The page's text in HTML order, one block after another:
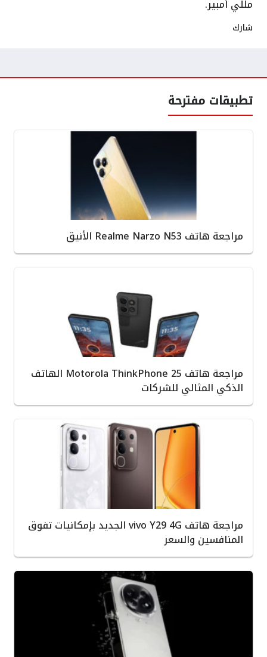
مللي أمبير.
شارك
تطبيقات مفترحة
مراجعة هاتف Realme Narzo N53 الأنيق
مراجعة هاتف Motorola ThinkPhone 25 الهاتف
الذكي المثالي للشركات
مراجعة هاتف vivo Y29 4G الجديد بإمكانيات تفوق
المنافسين والسعر